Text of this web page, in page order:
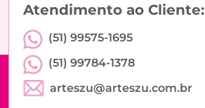
Atendimento ao Cliente:
(51) 99575-1695
(51) 99784-1378
arteszu@arteszu.com.br